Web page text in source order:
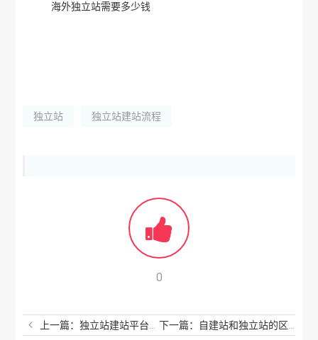
海外独立站需要多少钱
独立站 独立站建站流程
0
上一篇：独立站建站平台有哪些？独立站平台选哪个好？